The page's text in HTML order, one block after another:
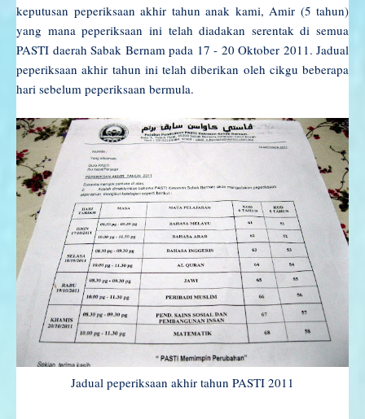
keputusan peperiksaan akhir tahun anak kami, Amir (5 tahun)
yang mana peperiksaan ini telah diadakan serentak di semua
PASTI daerah Sabak Bernam pada 17 - 20 Oktober 2011. Jadual
peperiksaan akhir tahun ini telah diberikan oleh cikgu beberapa
hari sebelum peperiksaan bermula.
Jadual peperiksaan akhir tahun PASTI 2011